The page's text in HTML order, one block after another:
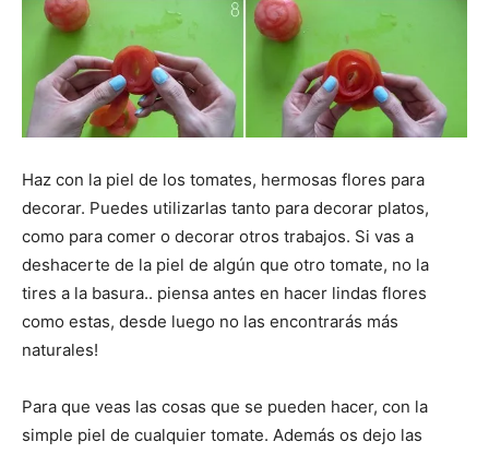
Haz con la piel de los tomates, hermosas flores para
decorar. Puedes utilizarlas tanto para decorar platos,
como para comer o decorar otros trabajos. Si vas a
deshacerte de la piel de algún que otro tomate, no la
tires a la basura.. piensa antes en hacer lindas flores
como estas, desde luego no las encontrarás más
naturales!
Para que veas las cosas que se pueden hacer, con la
simple piel de cualquier tomate. Además os dejo las